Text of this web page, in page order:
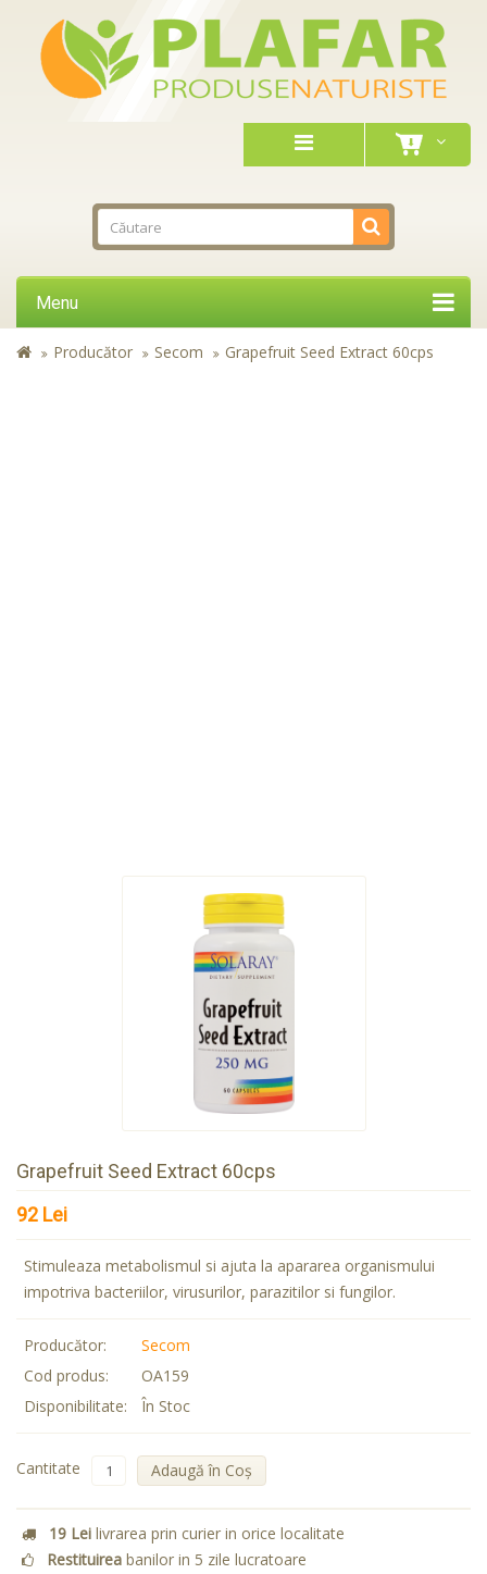
Menu
Producător Secom Grapefruit Seed Extract 60cps
Grapefruit Seed Extract 60cps
92 Lei
Stimuleaza metabolismul si ajuta la apararea organismului
impotriva bacteriilor, virusurilor, parazitilor si fungilor.
Producător:
Secom
Cod produs:
OA159
Disponibilitate:
În Stoc
Cantitate Adaugă în Coş
19 Lei livrarea prin curier in orice localitate
Restituirea banilor in 5 zile lucratoare